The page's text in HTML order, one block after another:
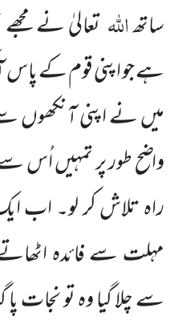
ساتھاللہتعالیٰ نے
ہے جو اپنی قوم کے پاس
میں نے اپنی آنکھوں
واضح طور پر تمہیں اُس
راہ تلاش کر لو۔ اب
مہلت سے فائدہ
سے چلا گیا وہ تو نجات